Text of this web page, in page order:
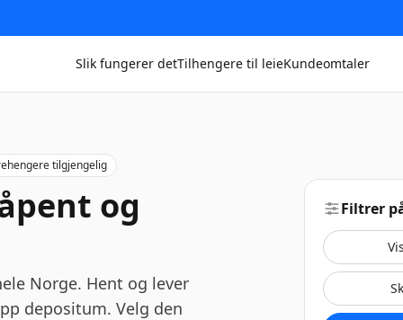
Slik fungerer detTilhengere til leieKundeomtaler
tilgjengelig
og
Norge. Hent og lever
depositum. Velg den
Filtrer